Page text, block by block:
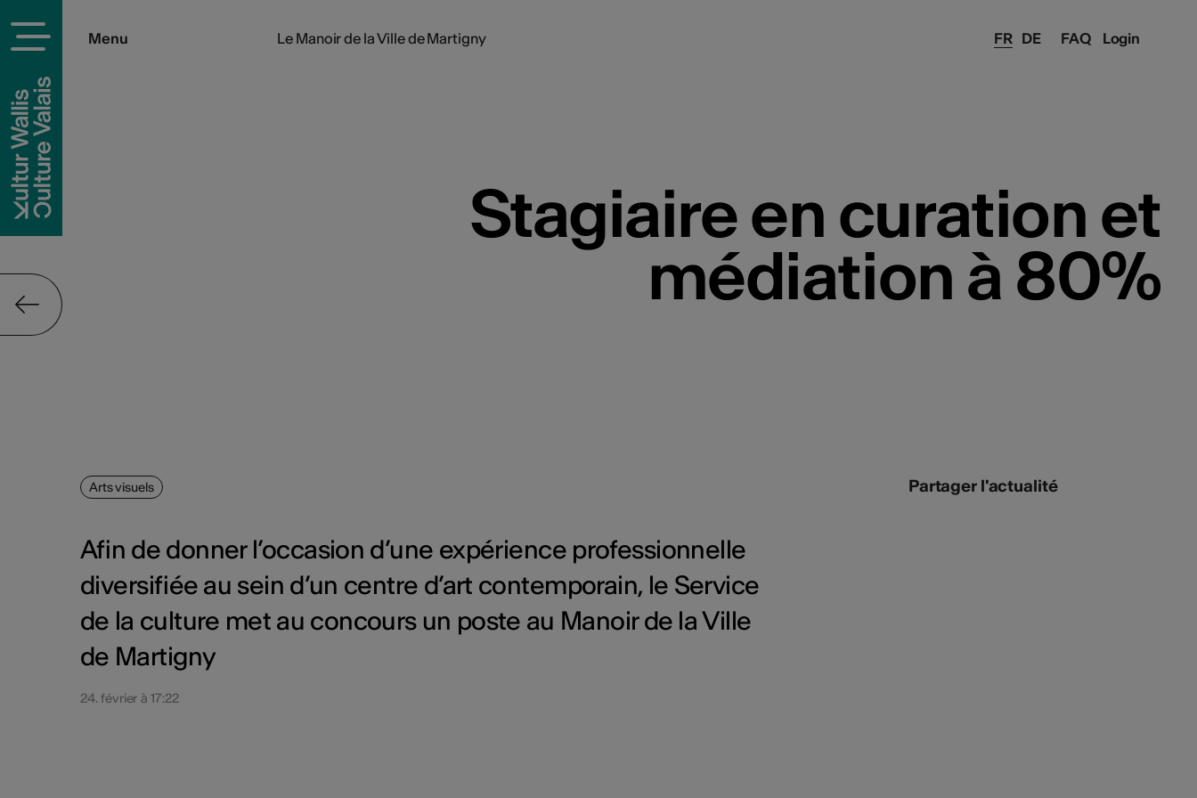
FAQ Login
Menu FR DE
Le Manoir de la Ville de Martigny
Stagiaire en curation et
médiation à 80%
Arts visuels
Afin de donner l’occasion d’une expérience professionnelle
diversifiée au sein d’un centre d’art contemporain, le Service
de la culture met au concours un poste au Manoir de la Ville
de Martigny
24. février à 17:22
Partager l'actualité